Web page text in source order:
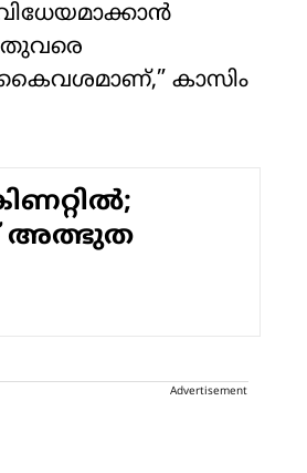
കൈവശമാണ്,” കാസിം
അത്ഭുത
Advertisement